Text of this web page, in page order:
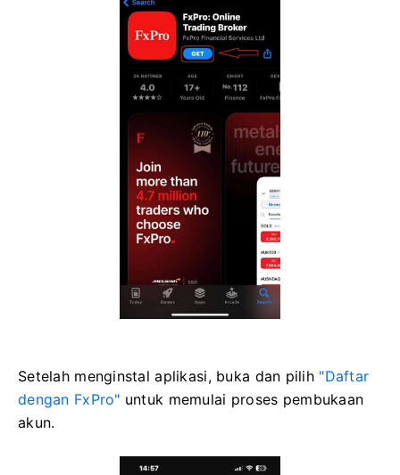
Setelah menginstal aplikasi, buka dan pilih "Daftar
dengan FxPro" untuk memulai proses pembukaan
akun.